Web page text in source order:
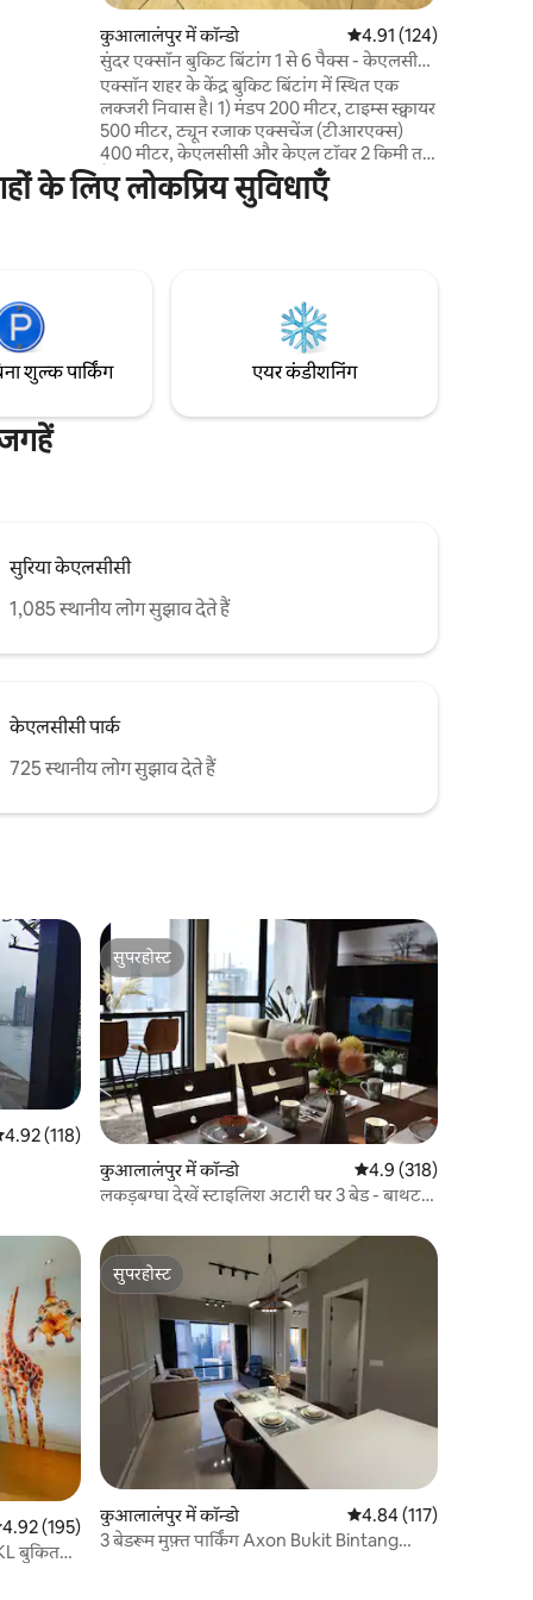
कुआलालंपुर में कॉन्डो औसत रेटिंग 5 में से 4.91,
4.91 (124)
सुंदर एक्सॉन बुकिट बिंटांग 1 से 6 पैक्स - केएलसीसी
टीआरएक्स
एक्सॉन शहर के केंद्र बुकिट बिंटांग में स्थित एक
लक्जरी निवास है। 1) मंडप 200 मीटर, टाइम्स स्क्वायर
500 मीटर, ट्यून रजाक एक्सचेंज (टीआरएक्स)
400 मीटर, केएलसीसी और केएल टॉवर 2 किमी तक
पैदल दूरी 2) सभी सार्वजनिक क्षेत्रों, लिफ्ट और लॉबी
में 24 घंटे सुरक्षा कैमरे। 3) यह आवास आदर्श रूप से 4
के लिए डिज़ाइन किया गया है।
के लिए लोकप्रिय सुविधाएँ
शुल्क पार्किंग एयर कंडीशनिंग
सुरिया केएलसीसी
1,085 स्थानीय लोग सुझाव देते हैं
केएलसीसी पार्क
725 स्थानीय लोग सुझाव देते हैं
रेटिंग 5 में से 4.92, 118 समीक्षाएँ
4.92 (118)
सुपरहोस्ट
सुपरहोस्ट
कुआलालंपुर में कॉन्डो औसत रेटिंग 5 में से 4.9,
4.9 (318)
लकड़बग्घा देखें स्टाइलिश अटारी घर 3 बेड - बाथटब
रेटिंग 5 में से 4.92, 195 समीक्षाएँ
4.92 (195)
बुकित
सुपरहोस्ट
सुपरहोस्ट
कुआलालंपुर में कॉन्डो औसत रेटिंग 5 में से 4.84,
4.84 (117)
3 बेडरूम मुफ़्त पार्किंग Axon Bukit Bintang